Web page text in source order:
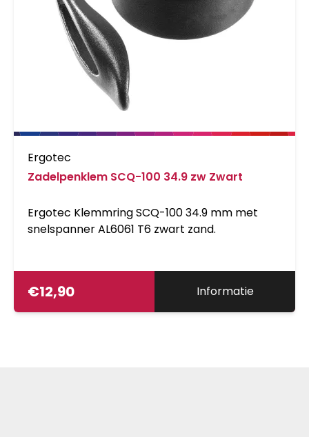
Ergotec
Zadelpenklem SCQ-100 34.9 zw Zwart
Ergotec Klemmring SCQ-100 34.9 mm met
snelspanner AL6061 T6 zwart zand.
€12,90 Informatie